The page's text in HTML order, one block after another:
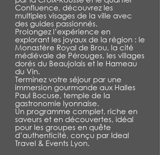
Confluence, découvrez les
multiples visages de la ville avec
des guides passionnés.
Prolongez l’expérience en
explorant les joyaux de la région : le
Monastère Royal de Brou, la cité
médiévale de Pérouges, les villages
dorés du Beaujolais et le Hameau
du Vin.
Terminez votre séjour par une
immersion gourmande aux Halles
Paul Bocuse, temple de la
gastronomie lyonnaise.
Un programme complet, riche en
saveurs et en découvertes, idéal
pour les groupes en quête
d’authenticité, conçu par Ideal
Travel & Events Lyon.